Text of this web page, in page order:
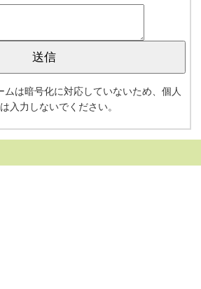
ムは暗号化に対応していないため、個人
入力しないでください。